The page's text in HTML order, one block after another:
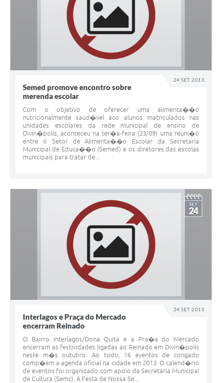
24 SET 2013
Semed promove encontro sobre
merenda escolar
Com o objetivo de oferecer uma alimenta��o
nutricionalmente saud�vel aos alunos matriculados nas
unidades escolares da rede municipal de ensino de
Divin�polis, aconteceu na ter�a-feira (23/09) uma reuni�o
entre o Setor de Alimenta��o Escolar da Secretaria
Municipal de Educa��o (Semed) e os diretores das escolas
municipais para tratar de...
24 SET 2013
SET
24
Interlagos e Praça do Mercado
encerram Reinado
O Bairro Interlagos/Dona Quita e a Pra�a do Mercado
encerram as festividades ligadas ao Reinado em Divin�polis
neste m�s outubro. Ao todo, 16 eventos de congado
comp�em a agenda oficial na cidade em 2013. O calend�rio
de eventos foi organizado com apoio da Secretaria Municipal
de Cultura (Semc). A Festa de Nossa Se...